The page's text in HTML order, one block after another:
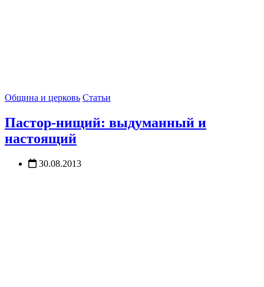
Община и церковь Статьи
Пастор-нищий: выдуманный и
настоящий
30.08.2013